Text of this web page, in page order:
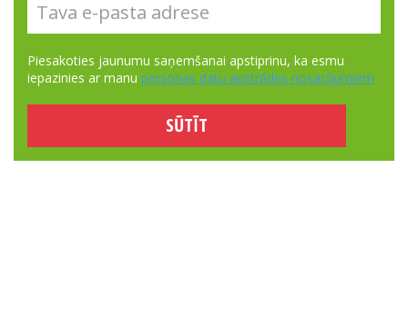
Piesakoties jaunumu saņemšanai apstiprinu, ka esmu
iepazinies ar manu personas datu apstrādes nosacījumiem